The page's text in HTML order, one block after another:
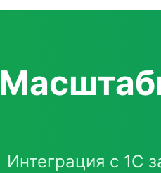
Интеграция с 1С